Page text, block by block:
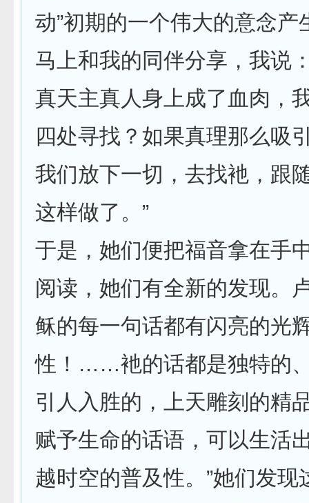
动”初期的一个伟大的意念产
马上和我的同伴分享，我说
真天主真人身上成了血肉，
四处寻找？如果真理那么吸
我们放下一切，去找衪，跟
这样做了。”
于是，她们便把福音拿在手
阅读，她们有全新的发现。
稣的每一句话都有闪亮的光
性！……衪的话都是独特的
引人入胜的，上天雕刻的
赋予生命的话语，可以生活
越时空的普及性。”她们发现